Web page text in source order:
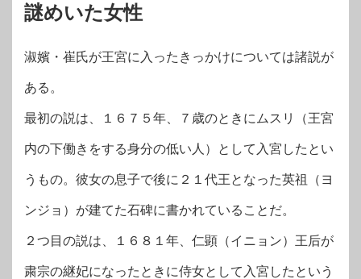
謎めいた女性
淑嬪・崔氏が王宮に入ったきっかけについては諸説が
ある。
最初の説は、１６７５年、７歳のときにムスリ（王宮
内の下働きをする身分の低い人）として入宮したとい
うもの。彼女の息子で後に２１代王となった英祖（ヨ
ンジョ）が建てた石碑に書かれていることだ。
２つ目の説は、１６８１年、仁顕（イニョン）王后が
粛宗の継妃になったときに侍女として入宮したという